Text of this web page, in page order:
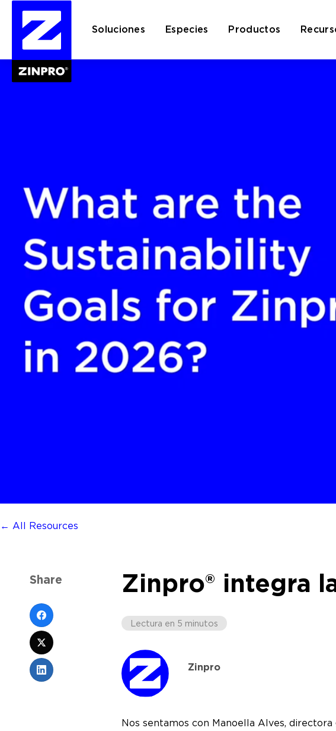
Soluciones Especies Productos
← All Resources
Zinpro® integra
Lectura en 5 minutos
Zinpro
Nos sentamos con Manoella Alves,
Share